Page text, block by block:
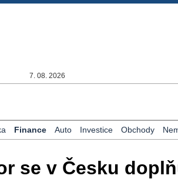
7. 08. 2026
Finance Auto Investice Obchody
se v Česku